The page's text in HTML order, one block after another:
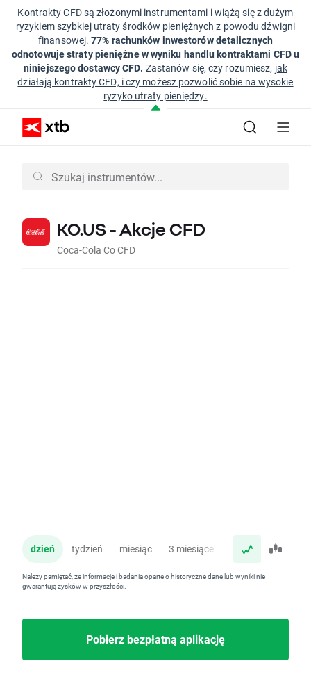
Kontrakty CFD są złożonymi instrumentami i wiążą się z dużym
ryzykiem szybkiej utraty środków pieniężnych z powodu dźwigni
finansowej.77% rachunków inwestorów detalicznych
odnotowuje straty pieniężne w wyniku handlu kontraktami CFD u
niniejszego dostawcy CFD. Zastanów się, czy rozumiesz, jak
działają kontrakty CFD, i czy możesz pozwolić sobie na wysokie
ryzyko utraty pieniędzy.
KO.US - Akcje CFD
Coca-Cola Co CFD
dzień tydzień miesiąc 3 miesiące rok
Należy pamiętać, że informacje i badania oparte o historyczne dane lub wyniki nie
gwarantują zysków w przyszłości.
Pobierz bezpłatną aplikację